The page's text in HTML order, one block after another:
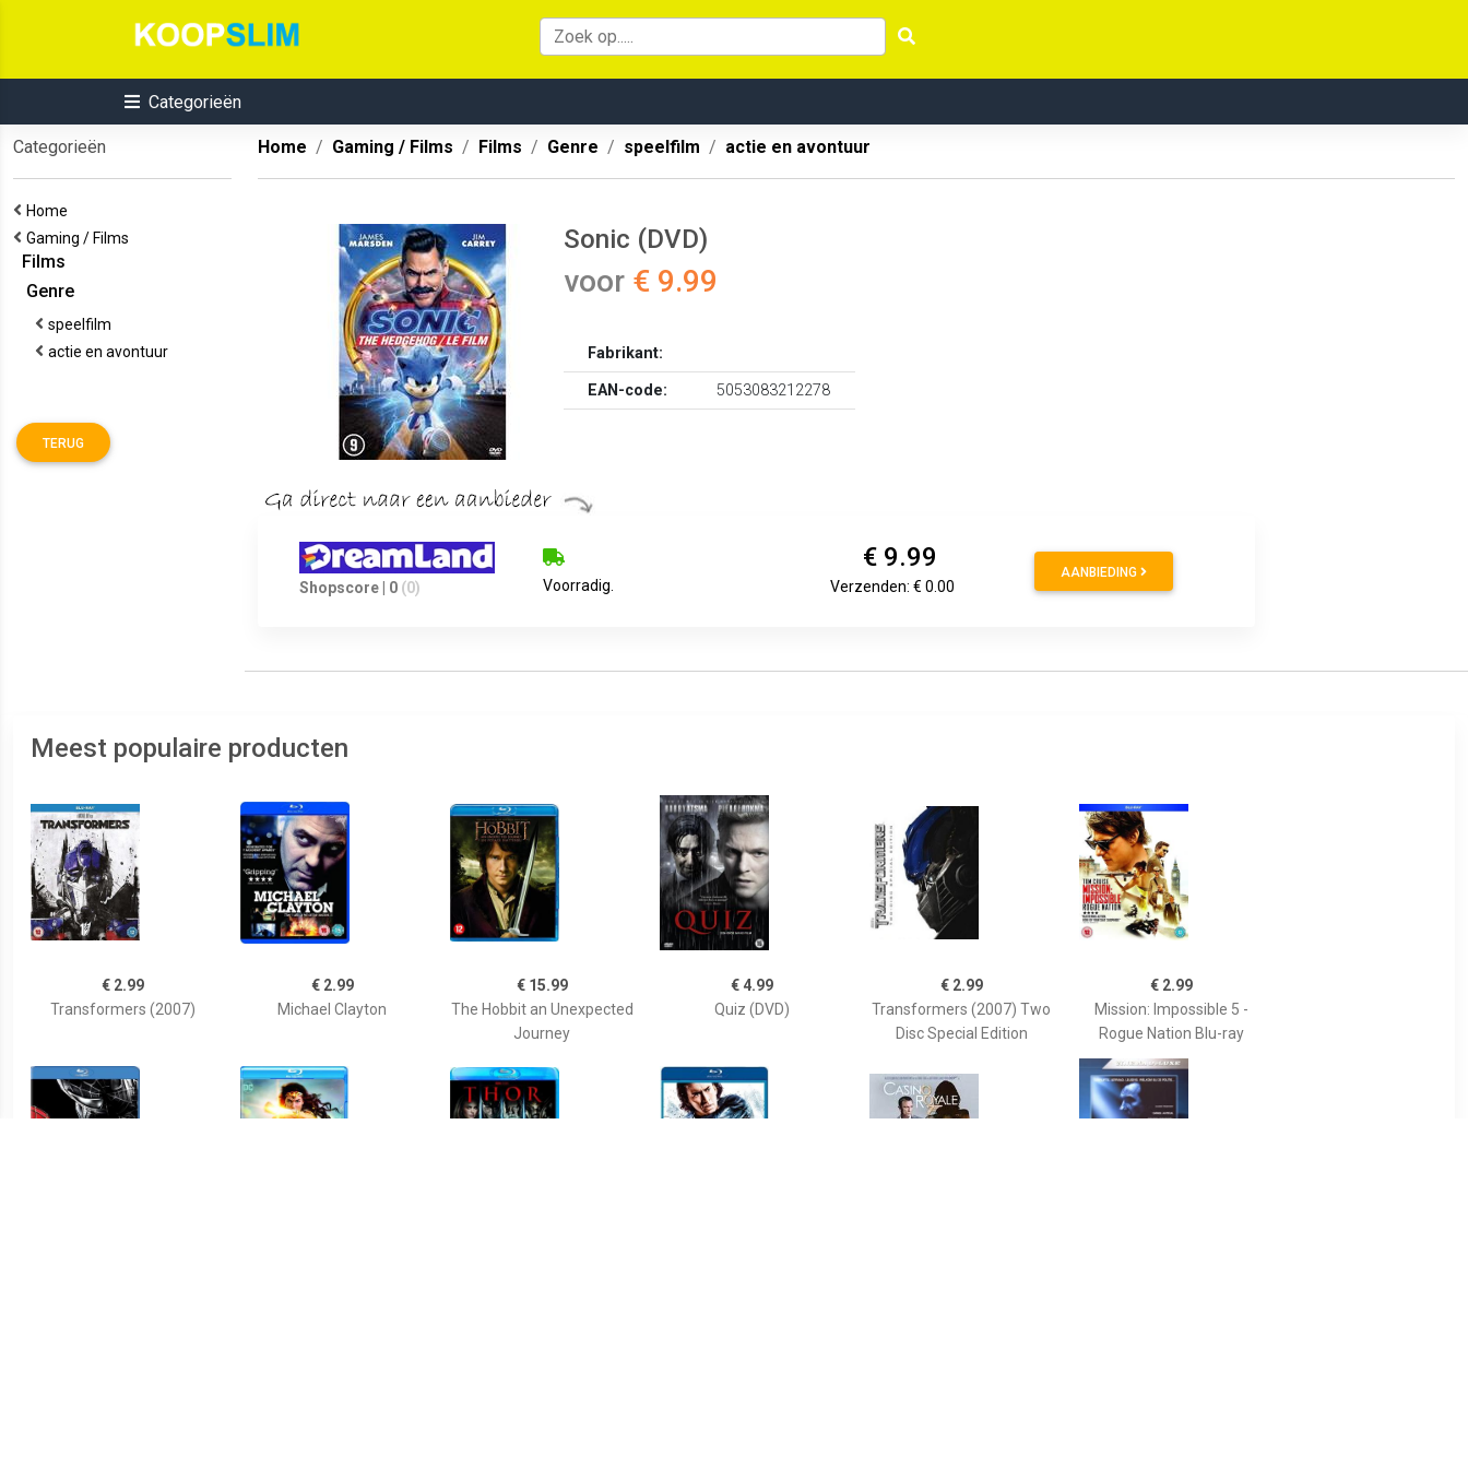
Categorieën
Categorieën
Home
Gaming / Films
Films
Genre
speelfilm
actie en avontuur
TERUG
Home Gaming / Films Films Genre speelfilm actie en avontuur
Sonic (DVD)
voor € 9.99
Fabrikant:
EAN-code:
5053083212278
Shopscore | 0 (0) Voorradig.
€ 9.99
Verzenden: € 0.00
AANBIEDING
Meest populaire producten
€ 2.99
Transformers (2007)
€ 2.99
Michael Clayton
€ 15.99
The Hobbit an Unexpected
Journey
€ 4.99
Quiz (DVD)
€ 2.99
Transformers (2007) Two
Disc Special Edition
€ 2.99
Mission: Impossible 5 -
Rogue Nation Blu-ray